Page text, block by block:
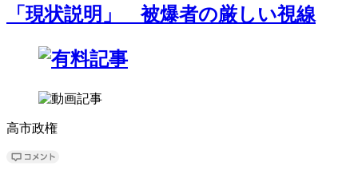
「現状説明」 被爆者の厳しい視線
高市政権